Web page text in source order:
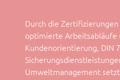
Durch die
optimierte Arbeitsabläufe
Kundenorientierung, DIN
Umweltmanagement